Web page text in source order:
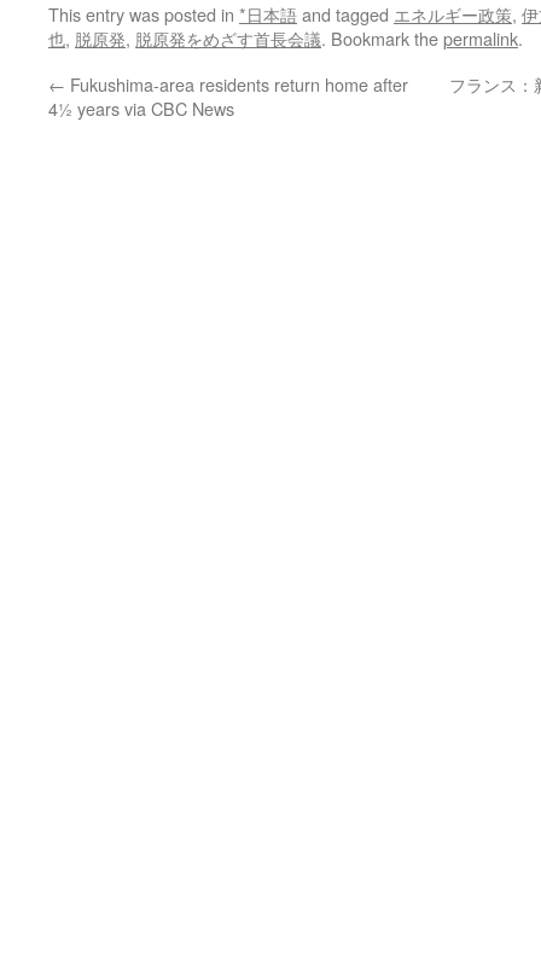
This entry was posted in *日本語and tagged エネルギー政策,
也, 脱原発, 脱原発をめざす首長会議. Bookmark thepermalink.
← Fukushima-area residents return home after
4½ years via CBC News
フランス